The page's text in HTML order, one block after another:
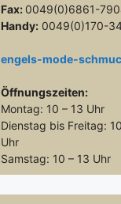
Fax: 0049(0)6861-
Handy: 0049(0)170-
engels-mode-
Öffnungszeiten:
Montag: 10 – 13 Uhr
Dienstag bis Freitag:
Uhr
Samstag: 10 – 13 Uhr